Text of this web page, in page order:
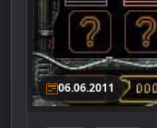
06.06.2011